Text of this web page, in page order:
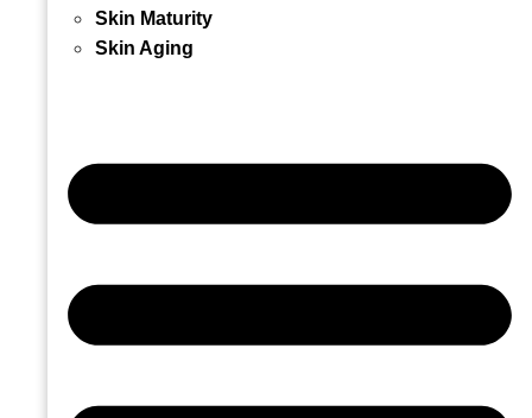
Skin Maturity
Skin Aging